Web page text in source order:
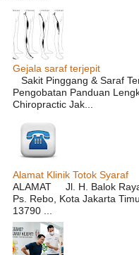
Gejala saraf terjepit
Sakit Pinggang & Saraf
Pengobatan Panduan
Chiropractic Jak...
Alamat Klinik Totok Syaraf
ALAMAT Jl. H. Balok Raya
Ps. Rebo, Kota Jakarta
13790 ...